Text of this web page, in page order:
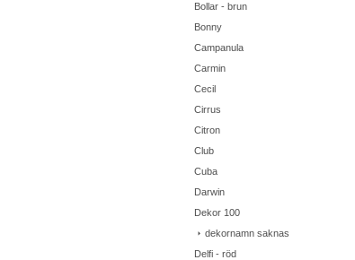
Bollar - brun
Bonny
Campanula
Carmin
Cecil
Cirrus
Citron
Club
Cuba
Darwin
Dekor 100
dekornamn saknas
Delfi - röd